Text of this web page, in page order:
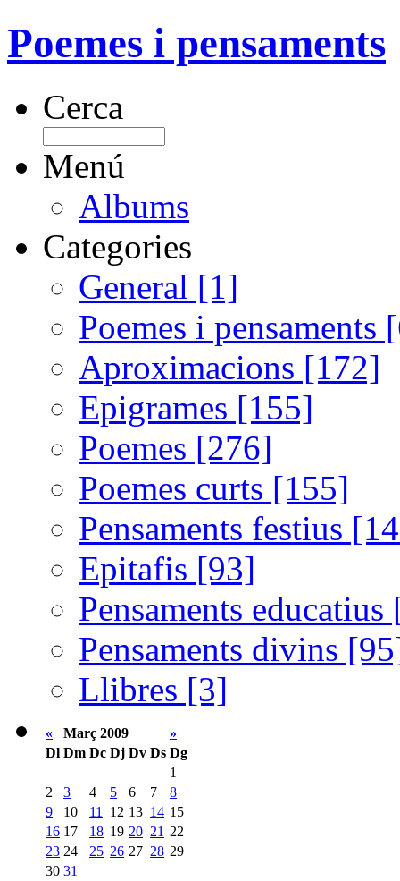
Poemes i pensaments
Cerca
Menú
Albums
Categories
General [1]
Poemes i pensaments
Aproximacions [172]
Epigrames [155]
Poemes [276]
Poemes curts [155]
Pensaments festius
Epitafis [93]
Pensaments
Pensaments divins
Llibres [3]
« Març 2009
»
Dl Dm Dc Dj Dv Ds Dg
1
2
3 4 5 6 7
8
9
10 11 12 13 14 15
16 17 18 19 20 21 22
23 24 25 26 27 28 29
30 31